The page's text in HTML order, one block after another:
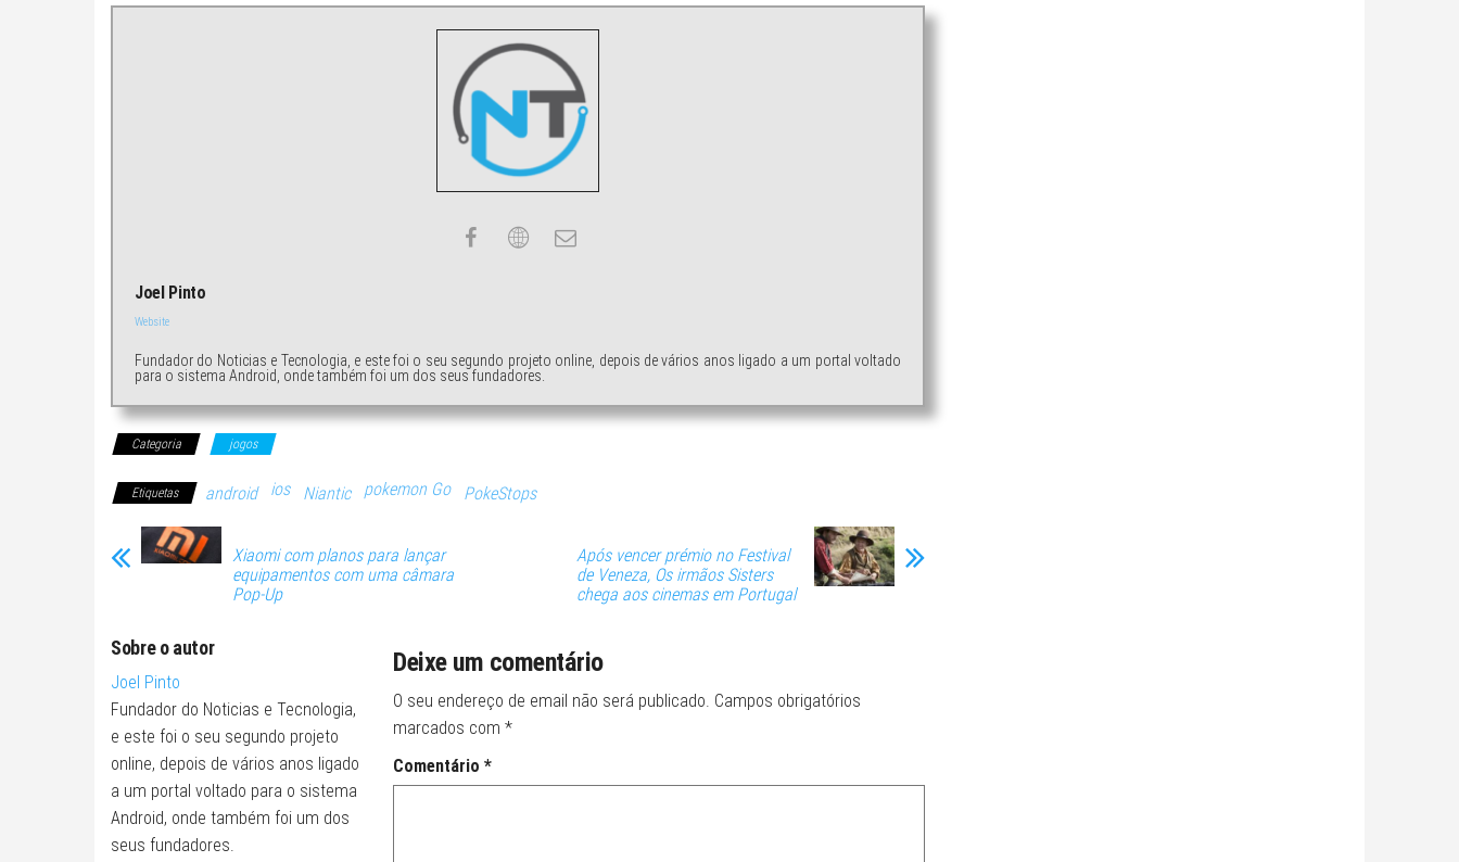
Joel Pinto
Website
Fundador do Noticias e Tecnologia, e este foi o seu segundo projeto online, depois de vários anos ligado a um portal voltado
para o sistema Android, onde também foi um dos seus fundadores.
Categoria jogos
Etiquetas android ios Niantic pokemon Go PokeStops
Xiaomi com planos para lançar
equipamentos com uma câmara
Pop-Up
Após vencer prémio no Festival
de Veneza, Os irmãos Sisters
chega aos cinemas em Portugal
Sobre o autor
Joel Pinto
Fundador do Noticias e Tecnologia,
e este foi o seu segundo projeto
online, depois de vários anos ligado
a um portal voltado para o sistema
Android, onde também foi um dos
seus fundadores.
Deixe um comentário
O seu endereço de email não será publicado. Campos obrigatórios
marcados com *
Comentário *